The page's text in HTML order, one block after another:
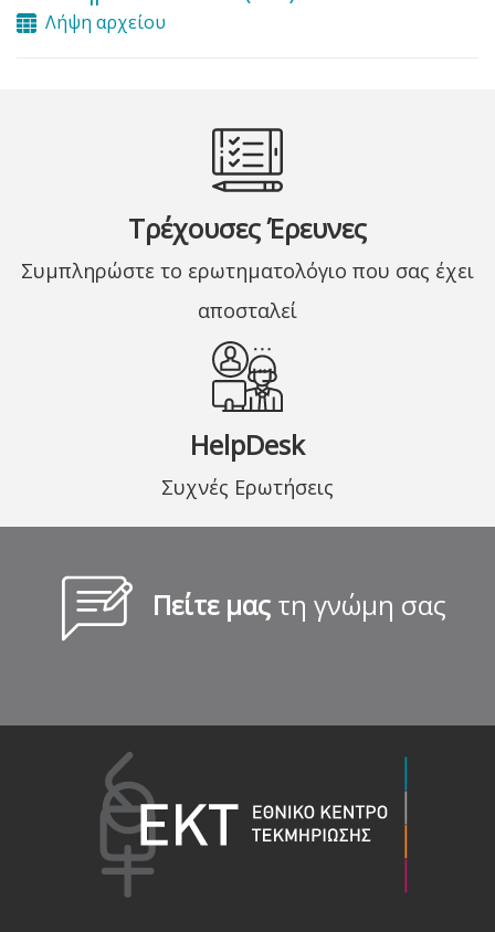
Λήψη αρχείου
Τρέχουσες Έρευνες
Συμπληρώστε το ερωτηματολόγιο που σας έχει
αποσταλεί
HelpDesk
Συχνές Ερωτήσεις
Πείτε μας τη γνώμη σας